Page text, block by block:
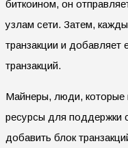
биткоином, он
узлам сети. Затем,
транзакции и добавляет
транзакций.
Майнеры, люди, которые
ресурсы для поддержки
добавить блок